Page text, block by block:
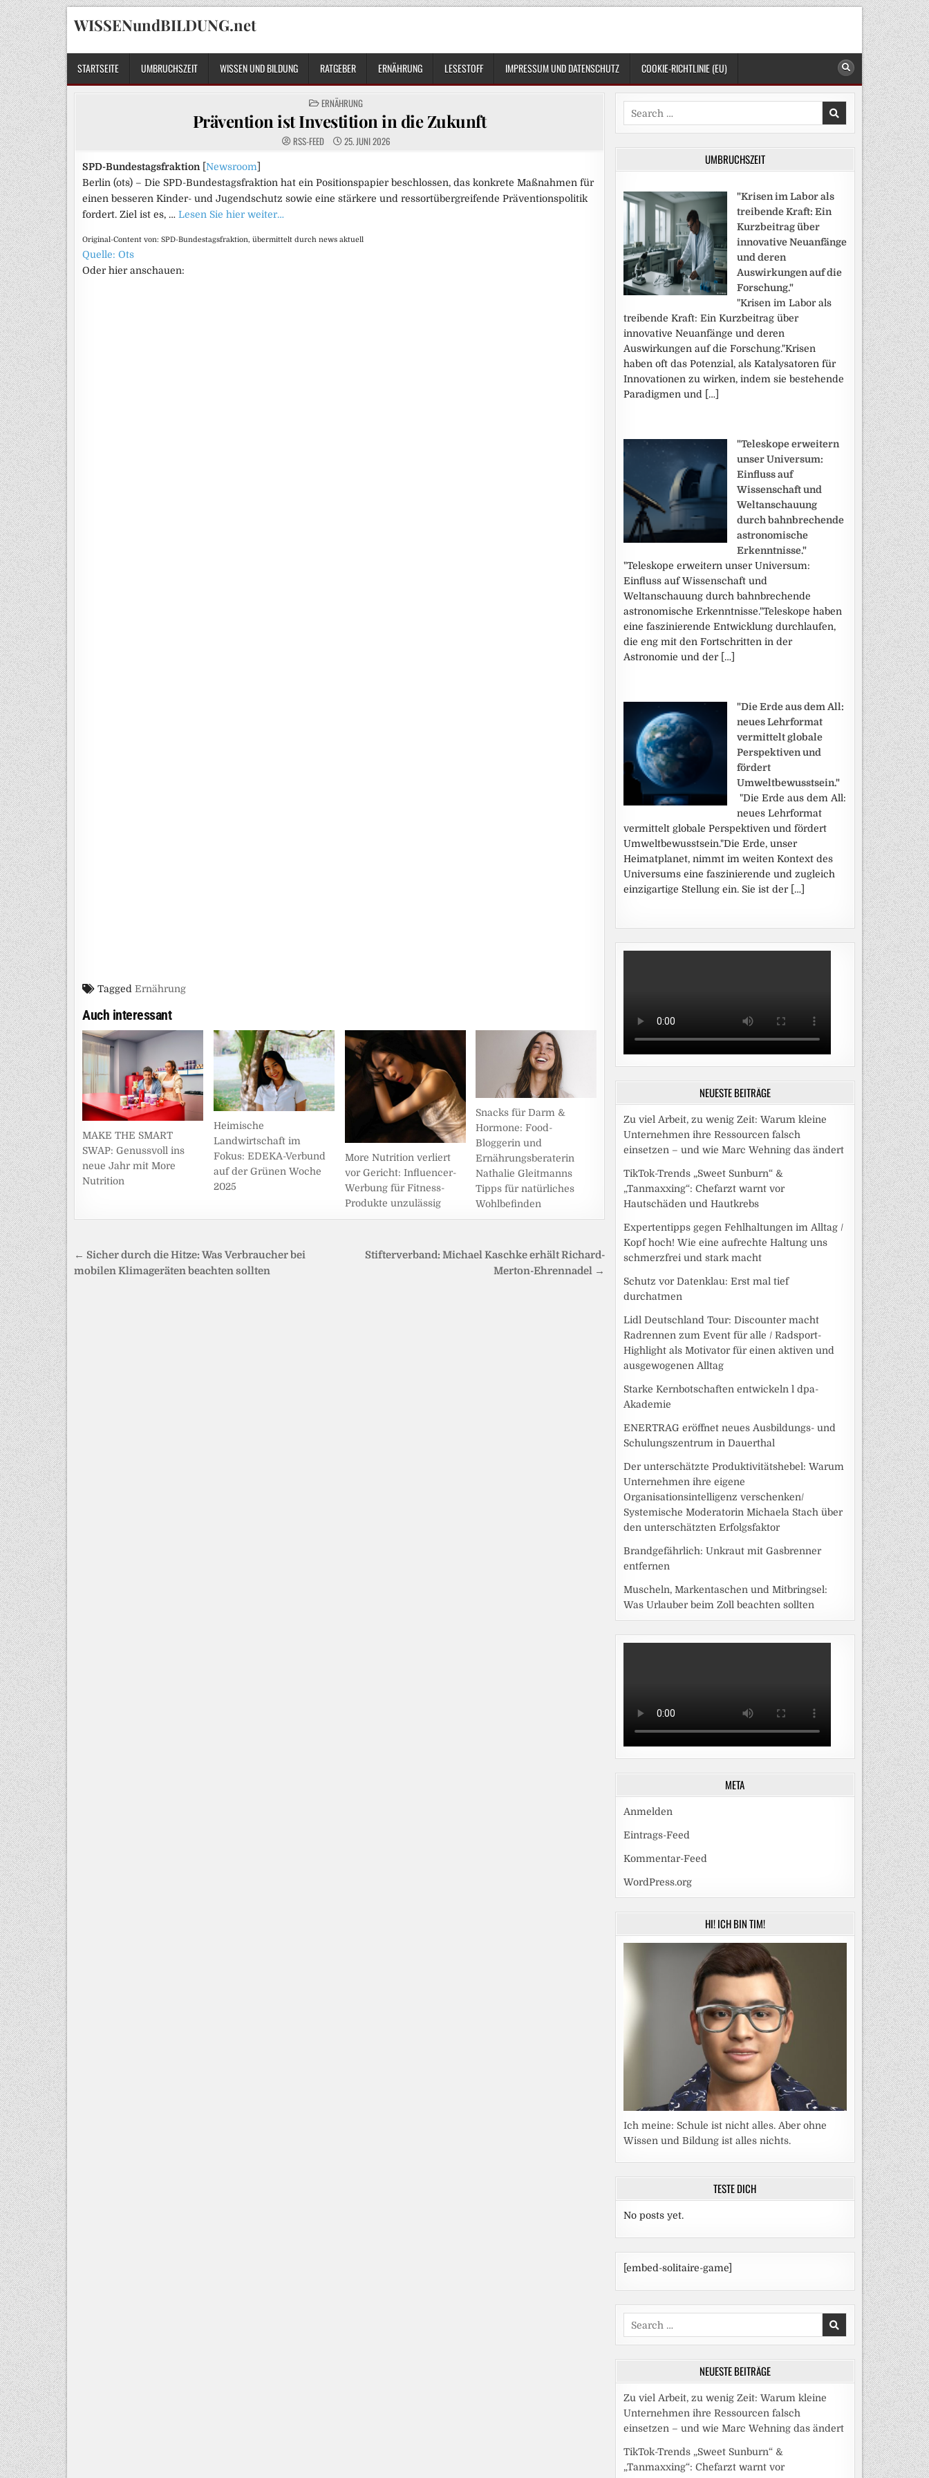
Skip
to
content
WISSENundBILDUNG.net
STARTSEITE UMBRUCHSZEIT WISSEN UND BILDUNG RATGEBER ERNÄHRUNG LESESTOFF IMPRESSUM UND DATENSCHUTZ COOKIE-RICHTLINIE (EU)
POSTED
IN
ERNÄHRUNG
Prävention ist Investition in die Zukunft
RSS-FEED 25. JUNI 2026
SPD-Bundestagsfraktion Newsroom
Berlin (ots) – Die SPD-Bundestagsfraktion hat ein Positionspapier beschlossen, das konkrete Maßnahmen für
einen besseren Kinder- und Jugendschutz sowie eine stärkere und ressortübergreifende Präventionspolitik
fordert. Ziel ist es, … Lesen Sie hier weiter…
Original-Content von: SPD-Bundestagsfraktion, übermittelt durch news aktuell
Quelle: Ots
Oder hier anschauen:
Tagged Ernährung
Auch interessant
MAKE THE SMART
SWAP: Genussvoll ins
neue Jahr mit More
Nutrition
Heimische
Landwirtschaft im
Fokus: EDEKA-Verbund
auf der Grünen Woche
2025
More Nutrition verliert
vor Gericht: Influencer-
Werbung für Fitness-
Produkte unzulässig
Snacks für Darm &
Hormone: Food-
Bloggerin und
Ernährungsberaterin
Nathalie Gleitmanns
Tipps für natürliches
Wohlbefinden
Beitragsnavigation
Stifterverband: Michael Kaschke erhält Richard-
Merton-Ehrennadel →
← Sicher durch die Hitze: Was Verbraucher bei
mobilen Klimageräten beachten sollten
Search
for:
UMBRUCHSZEIT
"Krisen im Labor als
treibende Kraft: Ein
Kurzbeitrag über
innovative Neuanfänge
und deren
Auswirkungen auf die
Forschung."
"Krisen im Labor als
treibende Kraft: Ein Kurzbeitrag über
innovative Neuanfänge und deren
Auswirkungen auf die Forschung."Krisen
haben oft das Potenzial, als Katalysatoren für
Innovationen zu wirken, indem sie bestehende
Paradigmen und […]
"Teleskope erweitern
unser Universum:
Einfluss auf
Wissenschaft und
Weltanschauung
durch bahnbrechende
astronomische
Erkenntnisse."
"Teleskope erweitern unser Universum:
Einfluss auf Wissenschaft und
Weltanschauung durch bahnbrechende
astronomische Erkenntnisse."Teleskope haben
eine faszinierende Entwicklung durchlaufen,
die eng mit den Fortschritten in der
Astronomie und der […]
"Die Erde aus dem All:
neues Lehrformat
vermittelt globale
Perspektiven und
fördert
Umweltbewusstsein."
"Die Erde aus dem All:
neues Lehrformat
vermittelt globale Perspektiven und fördert
Umweltbewusstsein."Die Erde, unser
Heimatplanet, nimmt im weiten Kontext des
Universums eine faszinierende und zugleich
einzigartige Stellung ein. Sie ist der […]
NEUESTE BEITRÄGE
Zu viel Arbeit, zu wenig Zeit: Warum kleine
Unternehmen ihre Ressourcen falsch
einsetzen – und wie Marc Wehning das ändert
TikTok-Trends „Sweet Sunburn“ &
„Tanmaxxing“: Chefarzt warnt vor
Hautschäden und Hautkrebs
Expertentipps gegen Fehlhaltungen im Alltag /
Kopf hoch! Wie eine aufrechte Haltung uns
schmerzfrei und stark macht
Schutz vor Datenklau: Erst mal tief
durchatmen
Lidl Deutschland Tour: Discounter macht
Radrennen zum Event für alle / Radsport-
Highlight als Motivator für einen aktiven und
ausgewogenen Alltag
Starke Kernbotschaften entwickeln l dpa-
Akademie
ENERTRAG eröffnet neues Ausbildungs- und
Schulungszentrum in Dauerthal
Der unterschätzte Produktivitätshebel: Warum
Unternehmen ihre eigene
Organisationsintelligenz verschenken/
Systemische Moderatorin Michaela Stach über
den unterschätzten Erfolgsfaktor
Brandgefährlich: Unkraut mit Gasbrenner
entfernen
Muscheln, Markentaschen und Mitbringsel:
Was Urlauber beim Zoll beachten sollten
META
Anmelden
Eintrags-Feed
Kommentar-Feed
WordPress.org
HI! ICH BIN TIM!
Ich meine: Schule ist nicht alles. Aber ohne
Wissen und Bildung ist alles nichts.
TESTE DICH
No posts yet.
[embed-solitaire-game]
Search
for:
NEUESTE BEITRÄGE
Zu viel Arbeit, zu wenig Zeit: Warum kleine
Unternehmen ihre Ressourcen falsch
einsetzen – und wie Marc Wehning das ändert
TikTok-Trends „Sweet Sunburn“ &
„Tanmaxxing“: Chefarzt warnt vor